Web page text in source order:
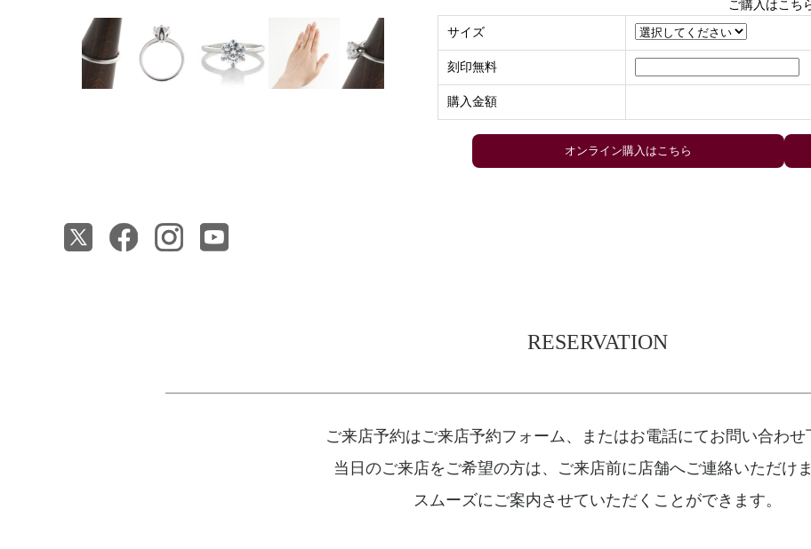
ご購入はこち
サイズ
刻印無料
購入金額
RESERVATION
ご来店予約はご来店予約フォーム、
またはお電話にてお問い合わせ
当日のご来店をご希望の方は、 ご来店前に店舗へご連絡いただけま
スムーズにご案内させていただくことができます。